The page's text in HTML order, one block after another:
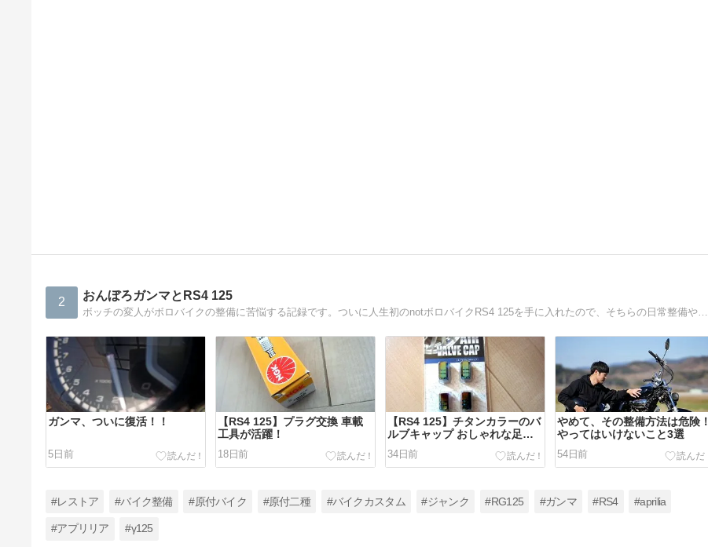
2 おんぼろガンマとRS4 125
ガンマ、ついに復活！！
5日前
【RS4 125】プラグ交換 車載
工具が活躍！
18日前
【RS4 125】チタンカラーのバ
ルブキャップ おしゃれな足元
34日前
やめて、その整備方法は危険！
やってはいけないこと3選
54日前
#レストア #バイク整備 #原付バイク #原付二種 #バイクカスタム #ジャンク #RG125 #ガンマ #RS4 #aprilia
#アプリリア #γ125